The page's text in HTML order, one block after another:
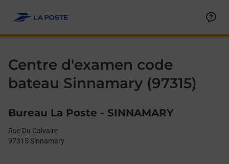
Centre d'examen code
bateau Sinnamary (97315)
Bureau La Poste - SINNAMARY
Rue Du Calvaire
97315 Sinnamary